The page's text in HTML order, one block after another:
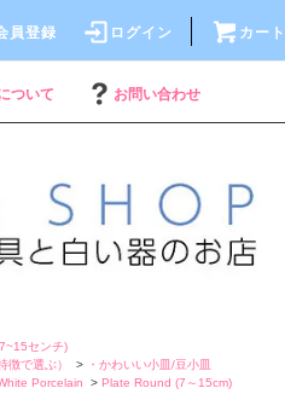
員登録 ログイン カート
ついて お問い合わせ
センチ)
徴で選ぶ） >
・かわいい小皿/豆小皿
Porcelain > Plate Round (7～15cm)